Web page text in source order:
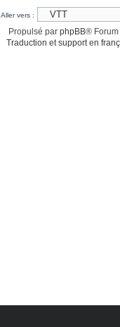
Aller vers :
Propulsé par phpBB® Forum
Traduction et support en